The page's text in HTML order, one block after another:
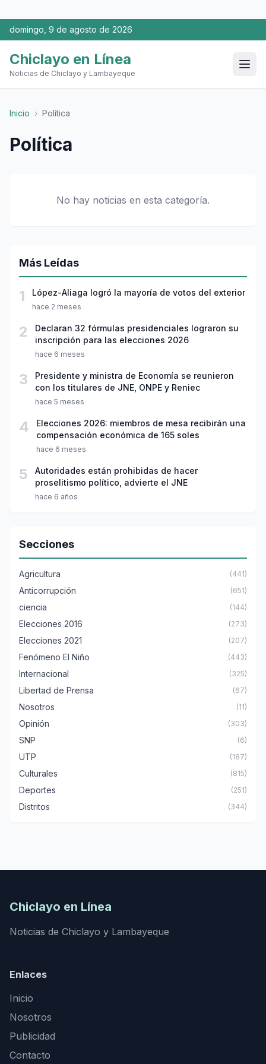
domingo, 9 de agosto de 2026
Chiclayo en Línea
Noticias de Chiclayo y Lambayeque
Inicio › Política
Política
No hay noticias en esta categoría.
Más Leídas
1 López-Aliaga logró la mayoría de votos del exterior
hace 2 meses
2
Declaran 32 fórmulas presidenciales lograron su
inscripción para las elecciones 2026
hace 6 meses
3
Presidente y ministra de Economía se reunieron
con los titulares de JNE, ONPE y Reniec
hace 5 meses
4
Elecciones 2026: miembros de mesa recibirán una
compensación económica de 165 soles
hace 6 meses
5
Autoridades están prohibidas de hacer
proselitismo político, advierte el JNE
hace 6 años
Secciones
Agricultura (441)
Anticorrupción (651)
ciencia (144)
Elecciones 2016 (273)
Elecciones 2021 (207)
Fenómeno El Niño (443)
Internacional (325)
Libertad de Prensa (67)
Nosotros (11)
Opinión (303)
SNP (6)
UTP (187)
Culturales (815)
Deportes (251)
Distritos (344)
Chiclayo en Línea
Noticias de Chiclayo y Lambayeque
Enlaces
Inicio
Nosotros
Publicidad
Contacto